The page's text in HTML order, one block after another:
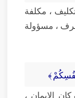
، مكلفة
، مسؤولة
﴾
الإيمان ،